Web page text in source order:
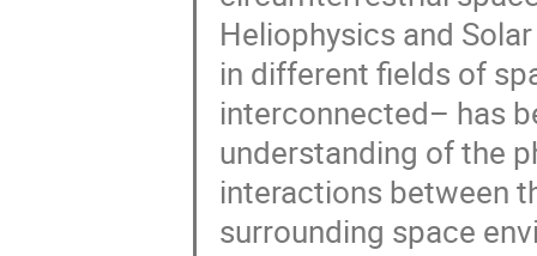
Heliophysics and
in different fields of
interconnected– has
understanding of the
interactions between
surrounding space